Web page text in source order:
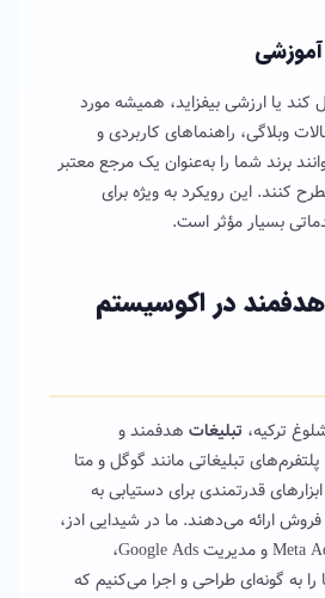
یا ارزشی بیفزاید، همیشه مورد
وبلاگی، راهنماهای کاربردی و
برند شما را به‌عنوان یک مرجع معتبر
کنند. این رویکرد به ویژه برای
هدفمند در اکوسیستم
ترکیه، تبلیغات هدفمند و
تبلیغاتی مانند گوگل و متا
قدرتمندی برای دستیابی به
ارائه می‌دهند. ما در شیدایی ادز،
با تخصص در مدیریت Meta Ads و مدیریت Google Ads،
به گونه‌ای طراحی و اجرا می‌کنیم که